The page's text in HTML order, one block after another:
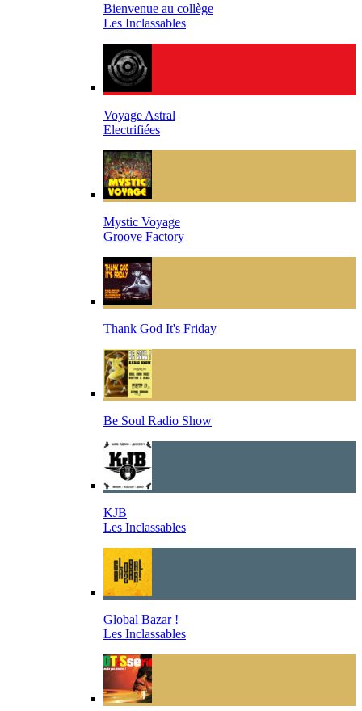
Bienvenue au collège
Les Inclassables
Voyage Astral
Electrifiées
Mystic Voyage
Groove Factory
Thank God It's Friday
Be Soul Radio Show
KJB
Les Inclassables
Global Bazar !
Les Inclassables